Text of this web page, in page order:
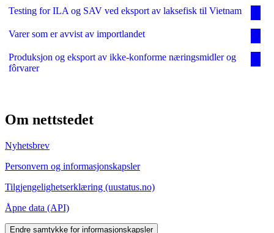
Testing for ILA og SAV ved eksport av laksefisk til Vietnam
Varer som er avvist av importlandet
Produksjon og eksport av ikke-konforme næringsmidler og
fôrvarer
Om nettstedet
Nyhetsbrev
Personvern og informasjonskapsler
Tilgjengelighetserklæring (uustatus.no)
Åpne data (API)
Endre samtykke for informasjonskapsler